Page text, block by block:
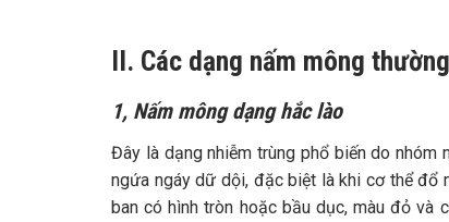
II. Các dạng nấm mông
1, Nấm mông dạng hắc lào
Đây là dạng nhiễm trùng phổ biến do
ngứa ngáy dữ dội, đặc biệt là khi cơ thể đổ
ban có hình tròn hoặc bầu dục, màu đỏ và